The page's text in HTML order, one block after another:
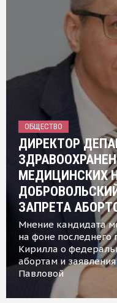
ОБЩЕСТВО
ДИРЕКТОР
МЕДИЦИНСКИХ
ЗАПРЕТА
Мнение кандидата
на фоне
Кирилла о
абортам и
Павловой